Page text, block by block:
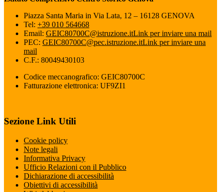
Piazza Santa Maria in Via Lata, 12 – 16128 GENOVA
Tel: +39 010 564668
Email: GEIC80700C@istruzione.itLink per inviare una mail
PEC: GEIC80700C@pec.istruzione.itLink per inviare una
mail
C.F.: 80049430103
Codice meccanografico: GEIC80700C
Fatturazione elettronica: UF9ZI1
Sezione Link Utili
Cookie policy
Note legali
Informativa Privacy
Ufficio Relazioni con il Pubblico
Dichiarazione di accessibilità
Obiettivi di accessibilità